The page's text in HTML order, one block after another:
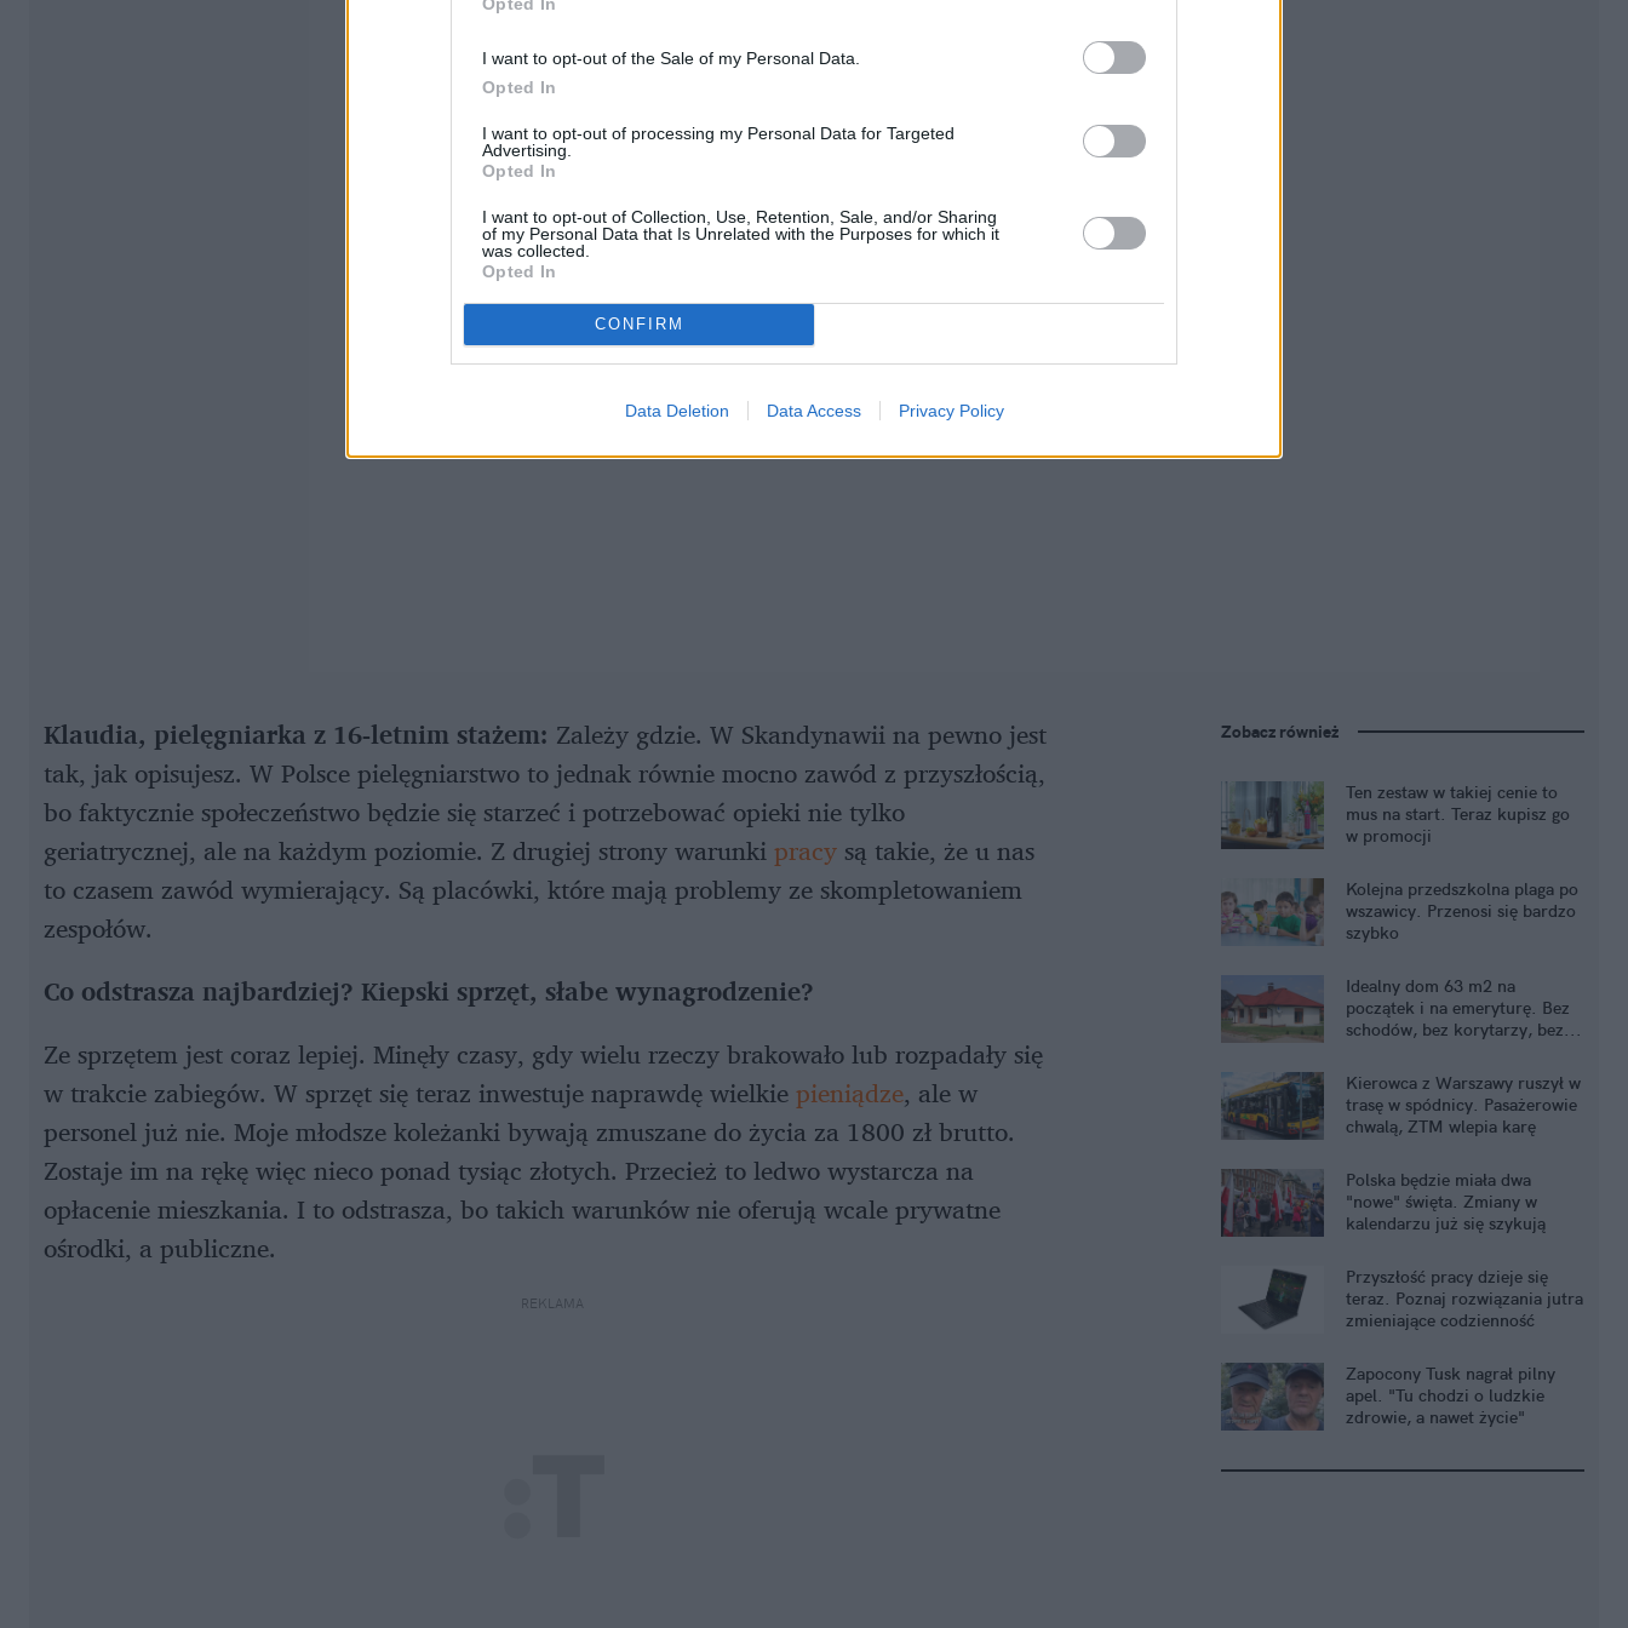
I want to opt-out of the Sale of my Personal Data.
Opted In
I want to opt-out of processing my Personal Data for Targeted
Advertising.
Opted In
I want to opt-out of Collection, Use, Retention, Sale, and/or Sharing
of my Personal Data that Is Unrelated with the Purposes for which it
was collected.
Opted In
CONFIRM
Data Deletion Data Access Privacy Policy
Klaudia, pielęgniarka z 16-letnim stażem: Zależy gdzie. W Skandynawii na pewno jest
tak, jak opisujesz. W Polsce pielęgniarstwo to jednak równie mocno zawód z przyszłością,
bo faktycznie społeczeństwo będzie się starzeć i potrzebować opieki nie tylko
geriatrycznej, ale na każdym poziomie. Z drugiej strony warunkipracy są takie, że u nas
to czasem zawód wymierający. Są placówki, które mają problemy ze skompletowaniem
zespołów.
Co odstrasza najbardziej? Kiepski sprzęt, słabe wynagrodzenie?
Ze sprzętem jest coraz lepiej. Minęły czasy, gdy wielu rzeczy brakowało lub rozpadały się
w trakcie zabiegów. W sprzęt się teraz inwestuje naprawdę wielkiepieniądze, ale w
personel już nie. Moje młodsze koleżanki bywają zmuszane do życia za 1800 zł brutto.
Zostaje im na rękę więc nieco ponad tysiąc złotych. Przecież to ledwo wystarcza na
opłacenie mieszkania. I to odstrasza, bo takich warunków nie oferują wcale prywatne
ośrodki, a publiczne.
REKLAMA
Zobacz również
Ten zestaw w takiej cenie to
mus na start. Teraz kupisz go
w promocji
Kolejna przedszkolna plaga po
wszawicy. Przenosi się bardzo
szybko
Idealny dom 63 m2 na
początek i na emeryturę. Bez
schodów, bez korytarzy, bez...
Kierowca z Warszawy ruszył w
trasę w spódnicy. Pasażerowie
chwalą, ZTM wlepia karę
Polska będzie miała dwa
"nowe" święta. Zmiany w
kalendarzu już się szykują
Przyszłość pracy dzieje się
teraz. Poznaj rozwiązania jutra
zmieniające codzienność
Zapocony Tusk nagrał pilny
apel. "Tu chodzi o ludzkie
zdrowie, a nawet życie"